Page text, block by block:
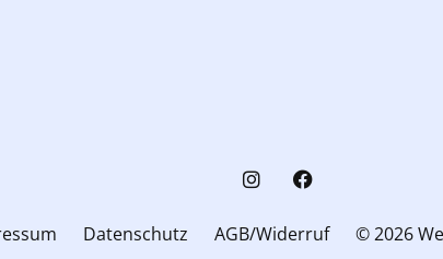
Datenschutz AGB/Widerruf © 2026